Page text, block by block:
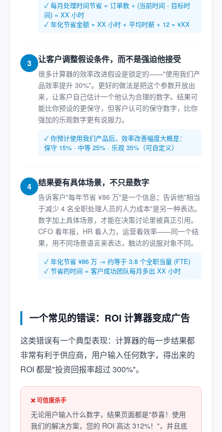
✓ 每月处理时间节省 = 订单数 × (当前时间 - 目标时
间) = XX 小时
✓ 年化节省金额 = XX 小时 × 平均时薪 × 12 = ¥XX
3 让客户调整假设条件，而不是强迫他接受
很多计算器的效率改进假设是锁定的——"使用我们产
品效率提升 30%"。更好的做法是把这个参数开放出
来，让客户自己估计一个他认为合理的数字。结果可
能比你预设的更保守，但客户认可的保守数字，比你
强加的乐观数字更有说服力。
✓ 你预计使用我们产品后，效率改善幅度大概是：
保守 15% · 中等 25% · 乐观 35%（可自定义）
4 结果要有具体场景，不只是数字
告诉客户"每年节省 ¥86 万"是一个信息；告诉他"相当
于减少 4 名全职处理人员的人力成本"是另一种表达。
数字加上具体场景，才能在决策讨论里被真正引用。
CFO 看年报，HR 看人力，运营看效率——同一个结
果，用不同场景语言来表达，触达的说服对象不同。
✓ 年化节省 ¥86 万 → 约等于 3.8 个全职当量 (FTE)
✓ 节省的时间 = 客户成功团队每月多出 XX 小时
一个常见的错误：ROI 计算器变成广告
这类错误有一个典型表现：计算器的每一步结果都
非常有利于供应商，用户输入任何数字，得出来的
ROI 都是"投资回报率超过 300%"。
❌ 可信度杀手
无论用户输入什么数字，结果页面都是"恭喜！使用
我们的解决方案，您的 ROI 高达 312%！"，并且底